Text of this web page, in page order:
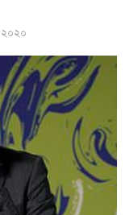
২০২০